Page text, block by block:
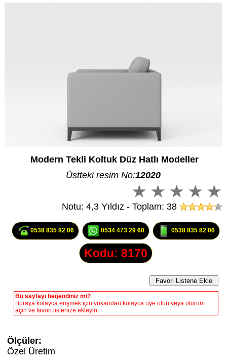
Modern Tekli Koltuk Düz Hatlı Modeller
Üstteki resim No:12020
Notu: 4,3 Yıldız - Toplam: 38
0538 835 82 06 0534 473 29 60 0538 835 82 06
Kodu: 8170
Bu sayfayı beğendiniz mi?
Buraya kolayca erişmek için yukarıdan kolayca üye olun veya oturum
açın ve favori listenize ekleyin.
Ölçüler:
Özel Üretim